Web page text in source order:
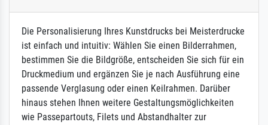
Die Personalisierung Ihres Kunstdrucks bei Meisterdrucke
ist einfach und intuitiv: Wählen Sie einen Bilderrahmen,
bestimmen Sie die Bildgröße, entscheiden Sie sich für ein
Druckmedium und ergänzen Sie je nach Ausführung eine
passende Verglasung oder einen Keilrahmen. Darüber
hinaus stehen Ihnen weitere Gestaltungsmöglichkeiten
wie Passepartouts, Filets und Abstandhalter zur